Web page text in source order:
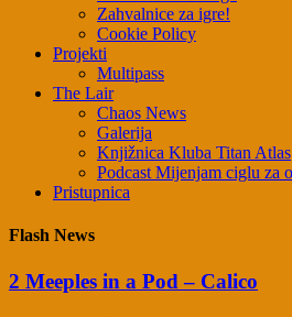
Zahvalnice za igre!
Cookie Policy
Projekti
Multipass
The Lair
Chaos News
Galerija
Knjižnica Kluba Titan Atlas
Podcast Mijenjam ciglu za
Pristupnica
Flash News
2 Meeples in a Pod – Calico